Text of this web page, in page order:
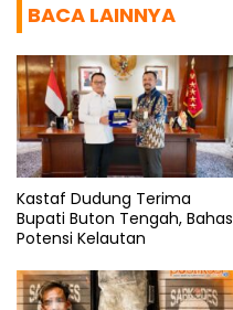
BACA LAINNYA
Kastaf Dudung Terima
Bupati Buton Tengah, Bahas
Potensi Kelautan